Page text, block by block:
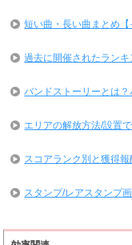
短い曲・長い曲まとめ【
過去に開催されたラン
バンドストーリーとは
エリアの解放方法/設置
スコアランク別と獲得
スタンプ/レアスタンプ